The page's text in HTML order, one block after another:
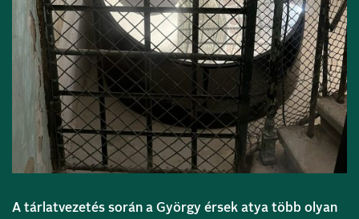
A tárlatvezetés során a György érsek atya több olyan